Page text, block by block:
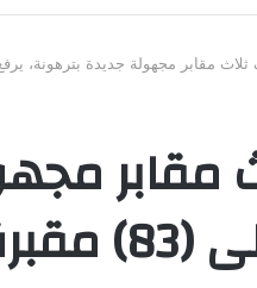
مقابر مجهولة جديدة بترهونة، يرفع